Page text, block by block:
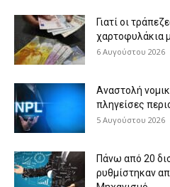
Γιατί οι
χαρτοφυλάκια
6 Αυγούστου 2026
Αναστολή
πληγείσες
5 Αυγούστου 2026
Πάνω από 20
ρυθμίστηκαν